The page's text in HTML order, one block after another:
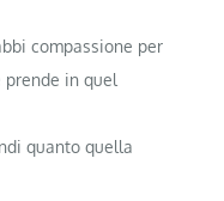
compassione per
in quel
quanto quella